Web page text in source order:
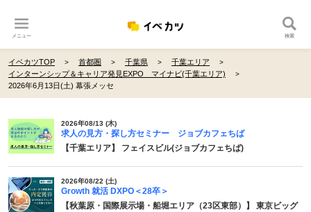
メニュー 検索
イベカツTOP 首都圏 千葉県
千葉エリア
インターンシップ＆キャリア発見EXPO マイナビ(千葉エリア)
2026年6月13日(土) 幕張メッセ
2026年08/13 (木)
求人の見方・探し方セミナー ジョブカフェちば
【千葉エリア】 フェイスビル(ジョブカフェちば)
2026年08/22 (土)
Growth 就活 DXPO＜28卒＞
【秋葉原・国際展示場・船堀エリア（23区東部）】 東京ビッグ